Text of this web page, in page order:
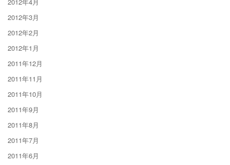
2012年3月
2012年2月
2012年1月
2011年12月
2011年11月
2011年10月
2011年9月
2011年8月
2011年7月
2011年6月